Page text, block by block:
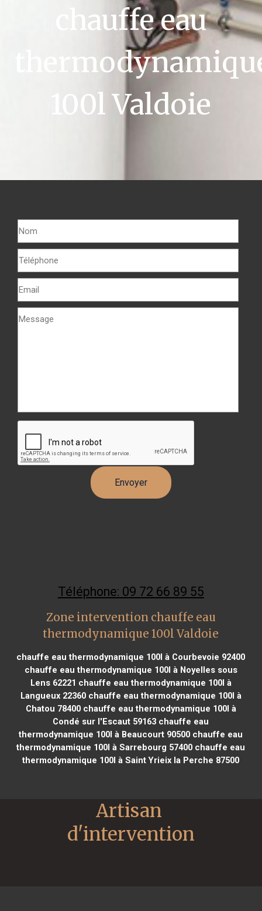
chauffe eau
100l Valdoie
Téléphone: 09 72 66 89 55
Zone intervention chauffe eau
thermodynamique 100l Valdoie
chauffe eau thermodynamique 100l à Courbevoie 92400
chauffe eau thermodynamique 100l à Noyelles sous
Lens 62221 chauffe eau thermodynamique 100l à
Langueux 22360chauffe eau thermodynamique 100l à
Chatou 78400chauffe eau thermodynamique 100l à
Condé sur l'Escaut 59163 chauffe eau
thermodynamique 100l à Beaucourt 90500 chauffe eau
thermodynamique 100l à Sarrebourg 57400 chauffe eau
thermodynamique 100l à Saint Yrieix la Perche 87500
Artisan
d'intervention